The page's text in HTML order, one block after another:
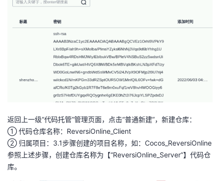
返回上一级“代码托管”管理页面，点击“普通新建”，新建仓库：
① 代码仓库名称：ReversiOnline_Client
② 归属项目：3.1步骤创建的项目名称，如：Cocos_ReversiOnline
参照上述步骤，创建仓库名称为【“ReversiOnline_Server”】代码仓
库。